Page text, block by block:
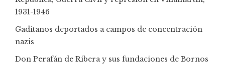
1931-1946
Gaditanos deportados a campos de concentración
nazis
Don Perafán de Ribera y sus fundaciones de Bornos